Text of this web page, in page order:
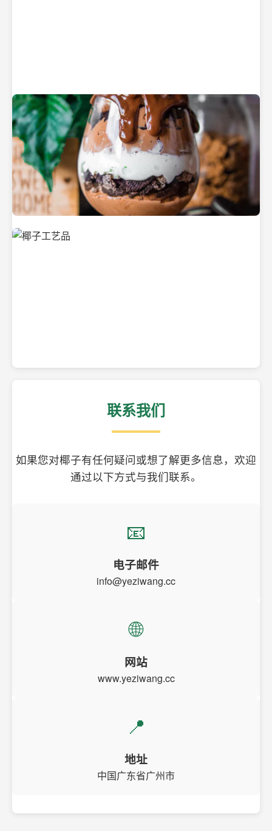
纯净的初榨椰子油
美味的椰子食品
联系我们
如果您对椰子有任何疑问或想了解更多信息，欢迎
通过以下方式与我们联系。
📧
电子邮件
info@yeziwang.cc
🌐
网站
www.yeziwang.cc
📍
地址
中国广东省广州市